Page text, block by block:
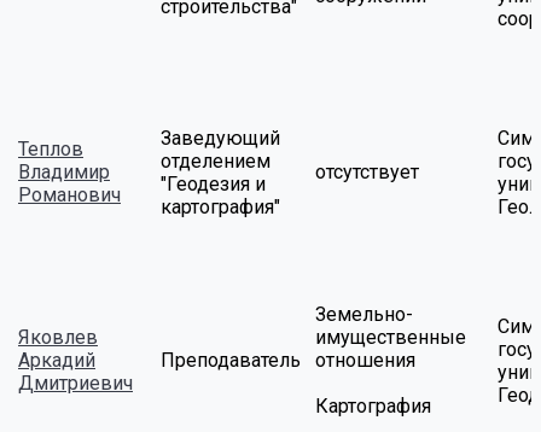
строительства"
Теплов
Владимир
Романович
Заведующий
отделением
"Геодезия и
картография"
отсутствует
Яковлев
Аркадий
Дмитриевич
Преподаватель
Земельно-
имущественные
отношения
Картография